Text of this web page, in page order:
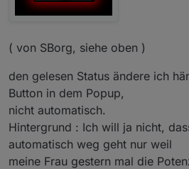
( von SBorg, siehe oben )
den gelesen Status ändere ich
Button in dem Popup,
nicht automatisch.
Hintergrund : Ich will ja nicht,
automatisch weg geht nur weil
meine Frau gestern mal die